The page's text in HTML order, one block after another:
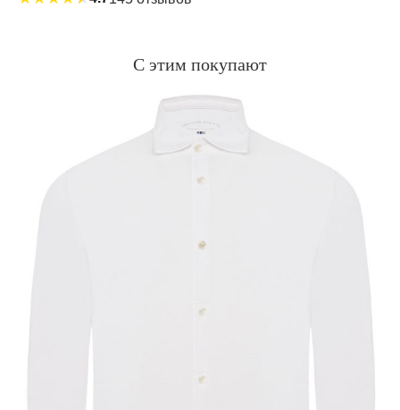
С этим покупают